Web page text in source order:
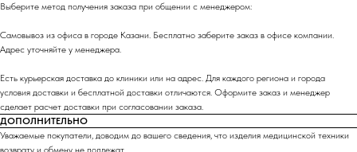
Выберите метод получения заказа при общении с менеджером:
Самовывоз из офиса в городе Казани. Бесплатно заберите заказ в офисе компании.
Адрес уточняйте у менеджера.
Есть курьерская доставка до клиники или на адрес. Для каждого региона и города
условия доставки и бесплатной доставки отличаются. Оформите заказ и менеджер
сделает расчет доставки при согласовании заказа.
ДОПОЛНИТЕЛЬНО
Уважаемые покупатели, доводим до вашего сведения, что изделия медицинской техники
возврату и обмену не подлежат.